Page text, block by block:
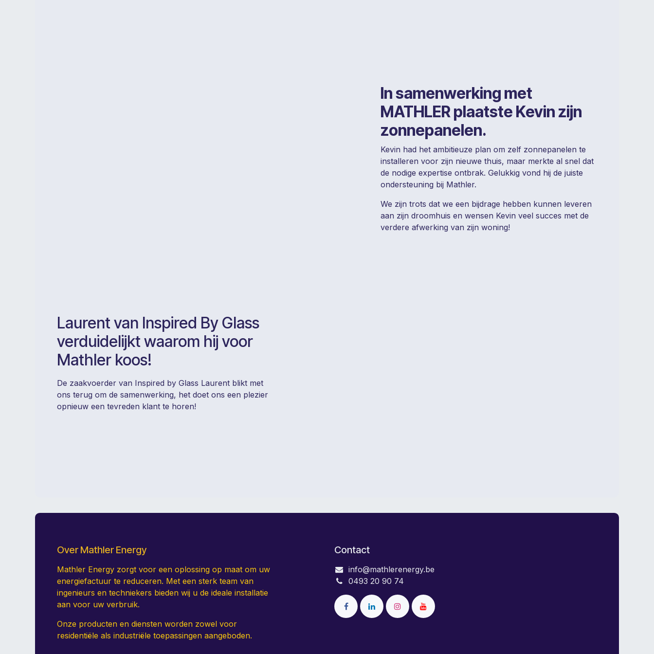
In samenwerking met
MATHLER plaatste Kevin zijn
zonnepanelen.
Kevin had het ambitieuze plan om zelf zonnepanelen te
installeren voor zijn nieuwe thuis, maar merkte al snel dat
de nodige expertise ontbrak. Gelukkig vond hij de juiste
ondersteuning bij Mathler.
We zijn trots dat we een bijdrage hebben kunnen leveren
aan zijn droomhuis en wensen Kevin veel succes met de
verdere afwerking van zijn woning!
Laurent van Inspired By Glass
verduidelijkt waarom hij voor
Mathler koos!
De zaakvoerder van Inspired by Glass Laurent blikt met
ons terug om de samenwerking, het doet ons een plezier
opnieuw een tevreden klant te horen!
Over Mathler Energy
Mathler Energy zorgt voor een oplossing op maat om uw
energiefactuur te reduceren. Met een sterk team van
ingenieurs en techniekers bieden wij u de ideale installatie
aan voor uw verbruik.
Onze producten en diensten worden zowel voor
residentiële als industriële toepassingen aangeboden.
Contact
info@mathlerenergy.be
0493 20 90 74